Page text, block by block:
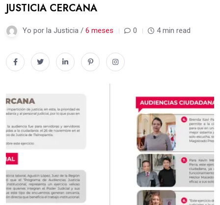
JUSTICIA CERCANA
Yo por la Justicia / 6 meses 0 4 min read